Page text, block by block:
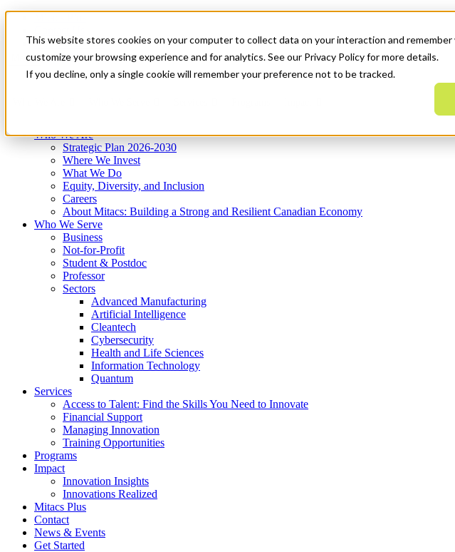
This website stores cookies on your computer to collect data on your interaction and
customize your browsing experience and for analytics. See our Privacy Policy for more details.
If you decline, only a single cookie will remember your preference not to be tracked.
News & Events
Get Started
Menu
Who We Are
Strategic Plan 2026-2030
Where We Invest
What We Do
Equity, Diversity, and Inclusion
Careers
About Mitacs: Building a Strong and Resilient Canadian Economy
Who We Serve
Business
Not-for-Profit
Student & Postdoc
Professor
Sectors
Advanced Manufacturing
Artificial Intelligence
Cleantech
Cybersecurity
Health and Life Sciences
Information Technology
Quantum
Services
Access to Talent: Find the Skills You Need to Innovate
Financial Support
Managing Innovation
Training Opportunities
Programs
Impact
Innovation Insights
Innovations Realized
Mitacs Plus
Contact
News & Events
Get Started